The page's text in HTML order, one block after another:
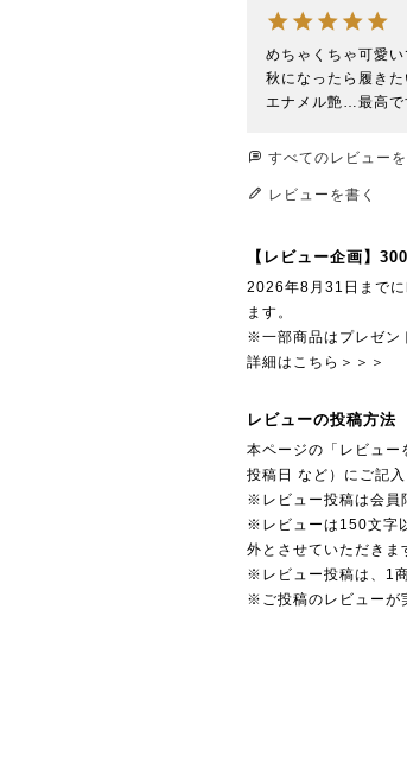
めちゃくちゃ可愛い
秋になったら履きた
エナメル艶…最高で
すべてのレビュー
レビューを書く
【レビュー企画】
2026年8月31日までに
ます。
※一部商品はプレゼン
詳細はこちら＞＞＞
レビューの投稿方法
本ページの「レビュー
投稿日 など）にご記
※レビュー投稿は会員
※レビューは150文字
外とさせていただきま
※レビュー投稿は、1
※ご投稿のレビューが